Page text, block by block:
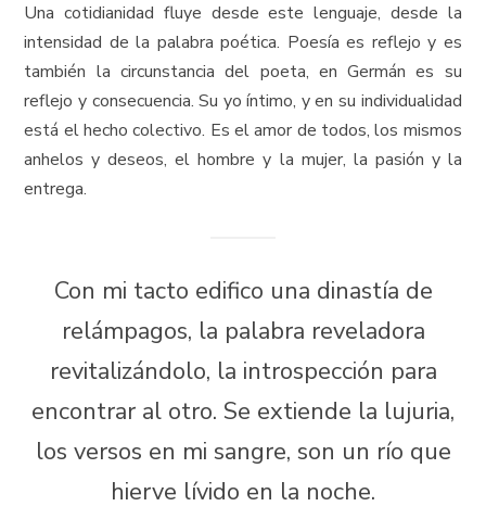
Una cotidianidad fluye desde este lenguaje, desde la
intensidad de la palabra poética. Poesía es reflejo y es
también la circunstancia del poeta, en Germán es su
reflejo y consecuencia. Su yo íntimo, y en su individualidad
está el hecho colectivo. Es el amor de todos, los mismos
anhelos y deseos, el hombre y la mujer, la pasión y la
entrega.
Con mi tacto edifico una dinastía de
relámpagos, la palabra reveladora
revitalizándolo, la introspección para
encontrar al otro. Se extiende la lujuria,
los versos en mi sangre, son un río que
hierve lívido en la noche.